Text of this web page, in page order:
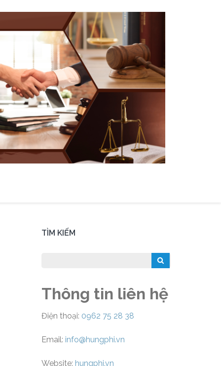
TÌM KIẾM
Thông tin liên hệ
Điện thoại: 0962 75 28 38
Email: info@hungphi.vn
Website: hungphi.vn